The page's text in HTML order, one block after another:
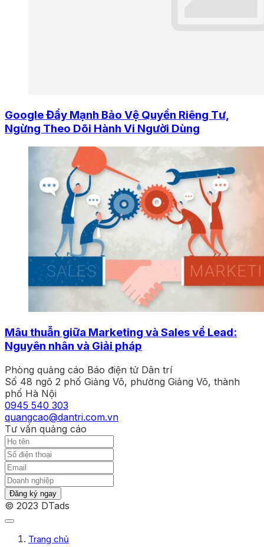
Google Đẩy Mạnh Bảo Vệ Quyền Riêng Tư,
Ngừng Theo Dõi Hành Vi Người Dùng
Mâu thuẫn giữa Marketing và Sales về Lead:
Nguyên nhân và Giải pháp
Phòng quảng cáo Báo điện tử Dân trí
Số 48 ngõ 2 phố Giảng Võ, phường Giảng Võ, thành
phố Hà Nội
0945 540 303
quangcao@dantri.com.vn
Tư vấn quảng cáo
Đăng ký ngay
© 2023 DTads
Trang chủ